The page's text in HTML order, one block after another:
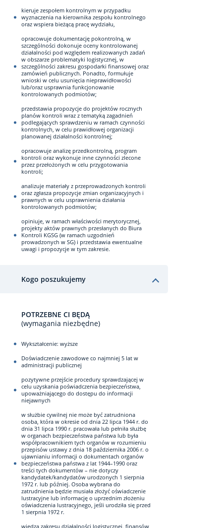
kieruje zespołem kontrolnym w przypadku
wyznaczenia na kierownika zespołu kontrolnego
oraz wspiera bieżącą pracę wydziału,
opracowuje dokumentację pokontrolną, w
szczególności dokonuje oceny kontrolowanej
działalności pod względem realizowanych zadań
w obszarze problematyki logistycznej, w
szczególności zakresu gospodarki finansowej oraz
zamówień publicznych. Ponadto, formułuje
wnioski w celu usunięcia nieprawidłowości
lub/oraz usprawnia funkcjonowanie
kontrolowanych podmiotów;
przedstawia propozycje do projektów rocznych
planów kontroli wraz z tematyką zagadnień
podlegających sprawdzeniu w ramach czynności
kontrolnych, w celu prawidłowej organizacji
planowanej działalności kontrolnej;
opracowuje analizę przedkontrolną, program
kontroli oraz wykonuje inne czynności zlecone
przez przełożonych w celu przygotowania
kontroli;
analizuje materiały z przeprowadzonych kontroli
oraz zgłasza propozycje zmian organizacyjnych i
prawnych w celu usprawnienia działania
kontrolowanych podmiotów;
opiniuje, w ramach właściwości merytorycznej,
projekty aktów prawnych przesłanych do Biura
Kontroli KGSG (w ramach uzgodnień
prowadzonych w SG) i przedstawia ewentualne
uwagi i propozycje w tym zakresie.
Kogo poszukujemy
POTRZEBNE CI BĘDĄ
(wymagania niezbędne)
Wykształcenie: wyższe
Doświadczenie zawodowe co najmniej 5 lat w
administracji publicznej
pozytywne przejście procedury sprawdzającej w
celu uzyskania poświadczenia bezpieczeństwa,
upoważniającego do dostępu do informacji
niejawnych
w służbie cywilnej nie może być zatrudniona
osoba, która w okresie od dnia 22 lipca 1944 r. do
dnia 31 lipca 1990 r. pracowała lub pełniła służbę
w organach bezpieczeństwa państwa lub była
współpracownikiem tych organów w rozumieniu
przepisów ustawy z dnia 18 października 2006 r. o
ujawnianiu informacji o dokumentach organów
bezpieczeństwa państwa z lat 1944–1990 oraz
treści tych dokumentów – nie dotyczy
kandydatek/kandydatów urodzonych 1 sierpnia
1972 r. lub później. Osoba wybrana do
zatrudnienia będzie musiała złożyć oświadczenie
lustracyjne lub informację o uprzednim złożeniu
oświadczenia lustracyjnego, jeśli urodziła się przed
1 sierpnia 1972 r.
wiedza zakresu działalności logistycznej, finansów